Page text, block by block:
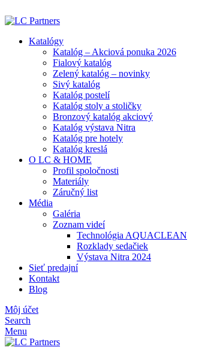
Katalógy
Katalóg – Akciová ponuka 2026
Fialový katalóg
Zelený katalóg – novinky
Sivý katalóg
Katalóg postelí
Katalóg stoly a stoličky
Bronzový katalóg akciový
Katalóg výstava Nitra
Katalóg pre hotely
Katalóg kreslá
O LC & HOME
Profil spoločnosti
Materiály
Záručný list
Média
Galéria
Zoznam videí
Technológia AQUACLEAN
Rozklady sedačiek
Výstava Nitra 2024
Sieť predajní
Kontakt
Blog
Môj účet
Search
Menu